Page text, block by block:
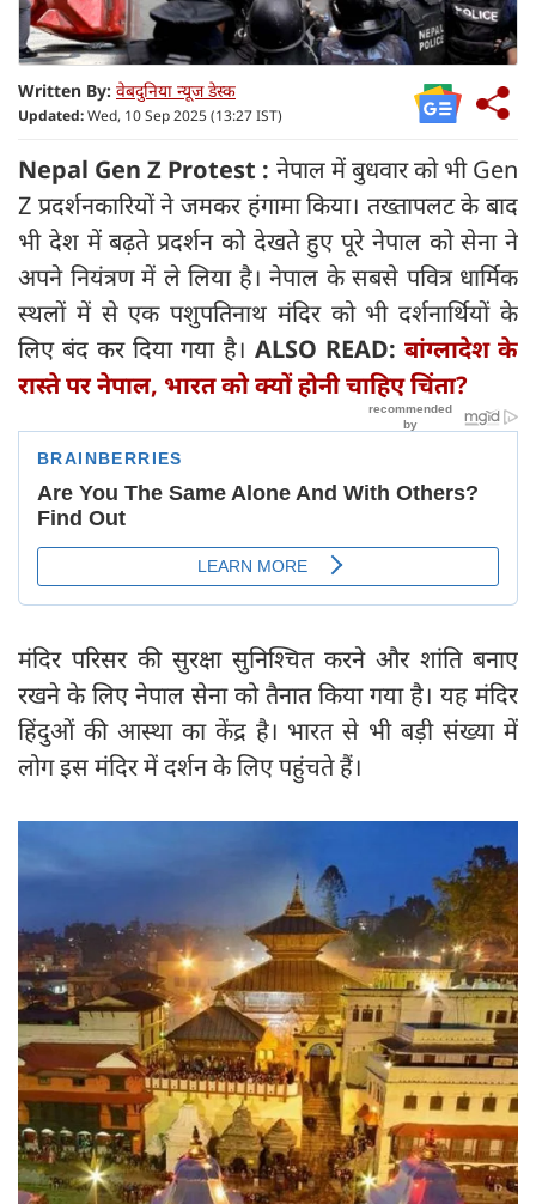
Written By: वेबदुनिया न्यूज डेस्क
Updated:Wed, 10 Sep 2025 (13:27 IST)
Nepal Gen Z Protest : नेपाल में बुधवार को भी Gen
Z प्रदर्शनकारियों ने जमकर हंगामा किया। तख्तापलट के बाद
भी देश में बढ़ते प्रदर्शन को देखते हुए पूरे नेपाल को सेना ने
अपने नियंत्रण में ले लिया है। नेपाल के सबसे पवित्र धार्मिक
स्थलों में से एक पशुपतिनाथ मंदिर को भी दर्शनार्थियों के
लिए बंद कर दिया गया है। ALSO READ: बांग्लादेश के
रास्ते पर नेपाल, भारत को क्यों होनी चाहिए चिंता?
मंदिर परिसर की सुरक्षा सुनिश्चित करने और शांति बनाए
रखने के लिए नेपाल सेना को तैनात किया गया है। यह मंदिर
हिंदुओं की आस्था का केंद्र है। भारत से भी बड़ी संख्या में
लोग इस मंदिर में दर्शन के लिए पहुंचते हैं।